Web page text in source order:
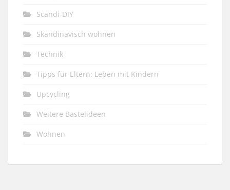
Scandi-DIY
Skandinavisch wohnen
Technik
Tipps für Eltern: Leben mit Kindern
Upcycling
Weitere Bastelideen
Wohnen